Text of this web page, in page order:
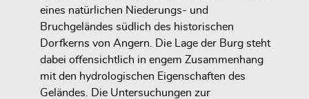
eines natürlichen Niederungs- und
Bruchgeländes südlich des historischen
Dorfkerns von Angern. Die Lage der Burg steht
dabei offensichtlich in engem Zusammenhang
mit den hydrologischen Eigenschaften des
Geländes. Die Untersuchungen zur